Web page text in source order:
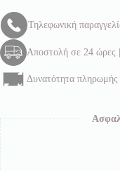
Τηλεφωνική
Αποστολή σε 24 ώρες
Δυνατότητα πληρωμής